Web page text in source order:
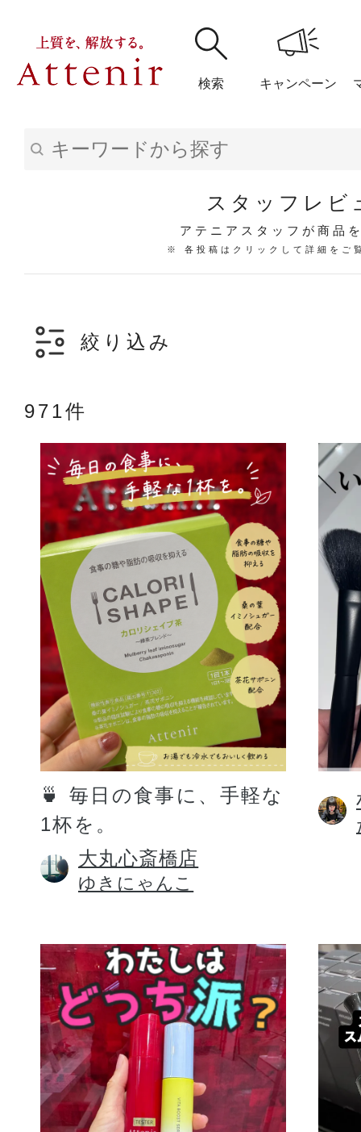
検索 キャンペーン
アテニア
アテニアの「
お友達紹介サ
定期お届けサ
スキンケア人気ライン
ドレススノー
ドレスリフト
スタッフレビ
アテニアスタッフが商品
※ 各投稿はクリックして詳細をご
絞り込み
971件
🍵 毎日の食事に、手軽な
1杯を。
大丸心斎橋店
ゆきにゃんこ